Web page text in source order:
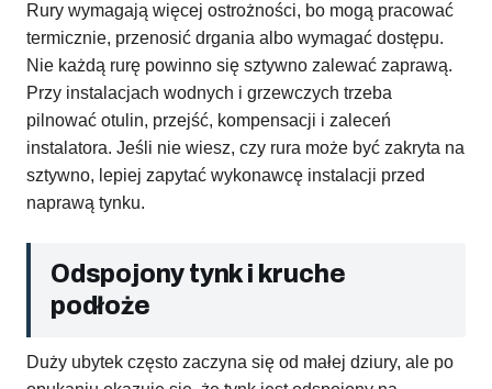
Rury wymagają więcej ostrożności, bo mogą pracować
termicznie, przenosić drgania albo wymagać dostępu.
Nie każdą rurę powinno się sztywno zalewać zaprawą.
Przy instalacjach wodnych i grzewczych trzeba
pilnować otulin, przejść, kompensacji i zaleceń
instalatora. Jeśli nie wiesz, czy rura może być zakryta na
sztywno, lepiej zapytać wykonawcę instalacji przed
naprawą tynku.
Odspojony tynk i kruche
podłoże
Duży ubytek często zaczyna się od małej dziury, ale po